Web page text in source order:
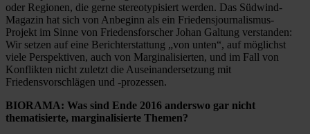
oder Regionen, die gerne stereotypisiert werden. Das Südwind-
Magazin hat sich von Anbeginn als ein Friedensjournalismus-
Projekt im Sinne von Friedensforscher Johan Galtung verstanden:
Wir setzen auf eine Berichterstattung „von unten“, auf möglichst
viele Perspektiven, auch von Marginalisierten, und im Fall von
Konflikten nicht zuletzt die Auseinandersetzung mit
Friedensvorschlägen und -prozessen.
BIORAMA: Was sind Ende 2016 anderswo gar nicht
thematisierte, marginalisierte Themen?